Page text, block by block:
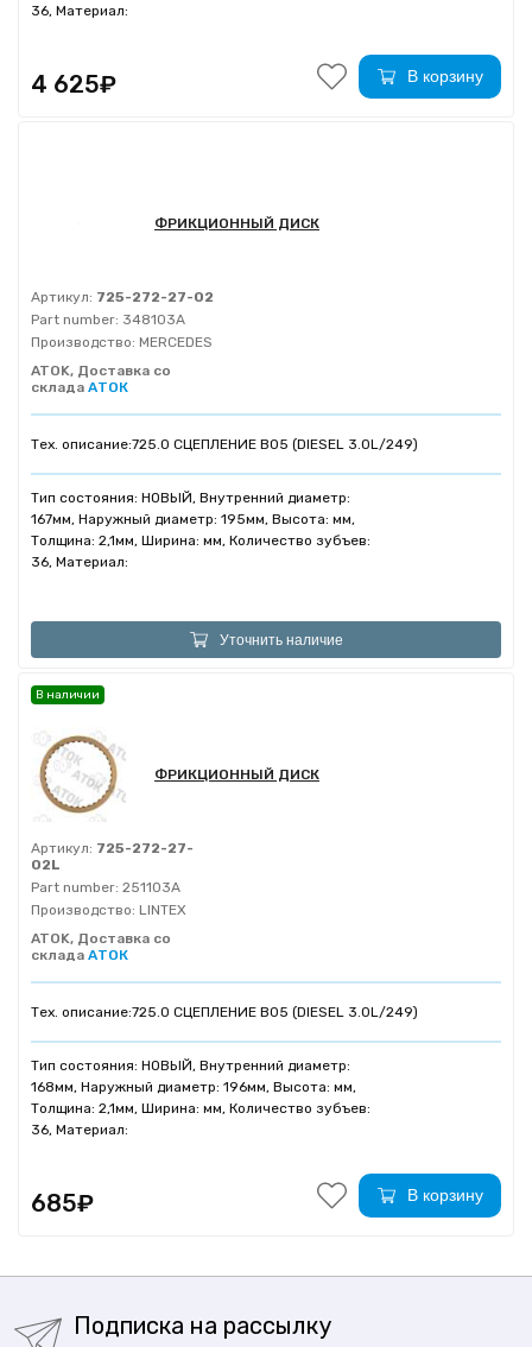
36, Материал:
4 625₽ В корзину
ФРИКЦИОННЫЙ ДИСК
Артикул: 725-272-27-02
Part number: 348103A
Производство: MERCEDES
ATOK, Доставка со
склада АТОК
Тех. описание:725.0 СЦЕПЛЕНИЕ B05 (DIESEL 3.0L/249)
Тип состояния: НОВЫЙ, Внутренний диаметр:
167мм, Наружный диаметр: 195мм, Высота: мм,
Толщина: 2,1мм, Ширина: мм, Количество зубъев:
36, Материал:
Уточнить наличие
ФРИКЦИОННЫЙ ДИСК
Артикул: 725-272-27-
02L
Part number: 251103A
Производство: LINTEX
ATOK, Доставка со
склада АТОК
Тех. описание:725.0 СЦЕПЛЕНИЕ B05 (DIESEL 3.0L/249)
Тип состояния: НОВЫЙ, Внутренний диаметр:
168мм, Наружный диаметр: 196мм, Высота: мм,
Толщина: 2,1мм, Ширина: мм, Количество зубъев:
36, Материал:
В наличии
685₽ В корзину
Подписка на рассылку